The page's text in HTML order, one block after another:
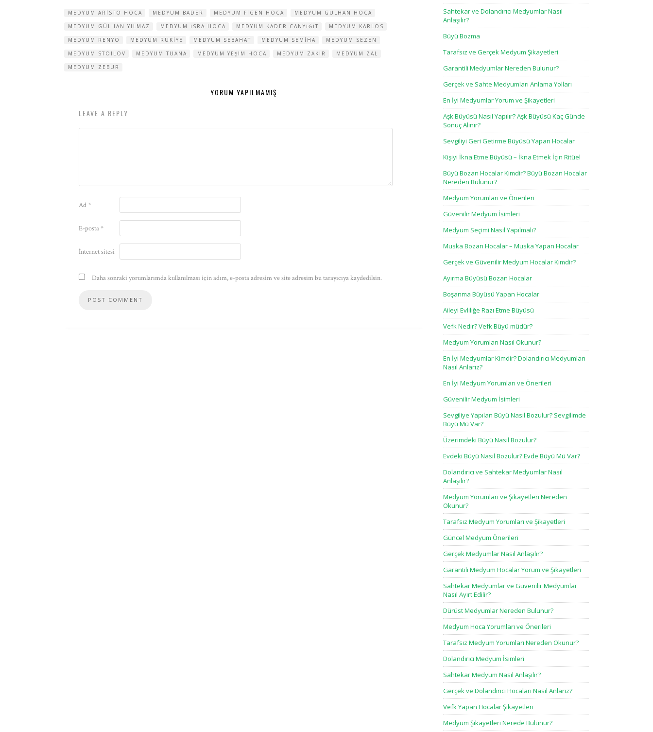
MEDYUM ARISTO HOCA MEDYUM BADER MEDYUM FIGEN HOCA
MEDYUM GÜLHAN HOCA
MEDYUM GÜLHAN YILMAZ
MEDYUM ISRA HOCA MEDYUM KADER CANYIĞIT
MEDYUM KARLOS
MEDYUM RENYO
MEDYUM RUKIYE MEDYUM SEBAHAT MEDYUM SEMIHA
MEDYUM SEZEN
MEDYUM STOILOV
MEDYUM TUANA MEDYUM YEŞIM HOCA MEDYUM ZAKIR
MEDYUM ZAL
MEDYUM ZEBUR
YORUM YAPILMAMIŞ
LEAVE A REPLY
Ad*
E-posta*
İnternet sitesi
Daha sonraki yorumlarımda kullanılması için adım, e-posta adresim ve site adresim bu tarayıcıya kaydedilsin.
Sahtekar ve Dolandırıcı Medyumlar Nasıl
Anlaşılır?
Büyü Bozma
Tarafsız ve Gerçek Medyum Şikayetleri
Garantili Medyumlar Nereden Bulunur?
Gerçek ve Sahte Medyumları Anlama Yolları
En İyi Medyumlar Yorum ve Şikayetleri
Aşk Büyüsü Nasıl Yapılır? Aşk Büyüsü Kaç Günde
Sonuç Alınır?
Sevgiliyi Geri Getirme Büyüsü Yapan Hocalar
Kişiyi İkna Etme Büyüsü – İkna Etmek İçin Ritüel
Büyü Bozan Hocalar Kimdir? Büyü Bozan Hocalar
Nereden Bulunur?
Medyum Yorumları ve Önerileri
Güvenilir Medyum İsimleri
Medyum Seçimi Nasıl Yapılmalı?
Muska Bozan Hocalar – Muska Yapan Hocalar
Gerçek ve Güvenilir Medyum Hocalar Kimdir?
Ayırma Büyüsü Bozan Hocalar
Boşanma Büyüsü Yapan Hocalar
Aileyi Evliliğe Razı Etme Büyüsü
Vefk Nedir? Vefk Büyü müdür?
Medyum Yorumları Nasıl Okunur?
En İyi Medyumlar Kimdir? Dolandırıcı Medyumları
Nasıl Anlarız?
En İyi Medyum Yorumları ve Önerileri
Güvenilir Medyum İsimleri
Sevgiliye Yapılan Büyü Nasıl Bozulur? Sevgilimde
Büyü Mü Var?
Üzerimdeki Büyü Nasıl Bozulur?
Evdeki Büyü Nasıl Bozulur? Evde Büyü Mü Var?
Dolandırıcı ve Sahtekar Medyumlar Nasıl
Anlaşılır?
Medyum Yorumları ve Şikayetleri Nereden
Okunur?
Tarafsız Medyum Yorumları ve Şikayetleri
Güncel Medyum Önerileri
Gerçek Medyumlar Nasıl Anlaşılır?
Garantili Medyum Hocalar Yorum ve Şikayetleri
Sahtekar Medyumlar ve Güvenilir Medyumlar
Nasıl Ayırt Edilir?
Dürüst Medyumlar Nereden Bulunur?
Medyum Hoca Yorumları ve Önerileri
Tarafsız Medyum Yorumları Nereden Okunur?
Dolandırıcı Medyum İsimleri
Sahtekar Medyum Nasıl Anlaşılır?
Gerçek ve Dolandırıcı Hocaları Nasıl Anlarız?
Vefk Yapan Hocalar Şikayetleri
Medyum Şikayetleri Nerede Bulunur?